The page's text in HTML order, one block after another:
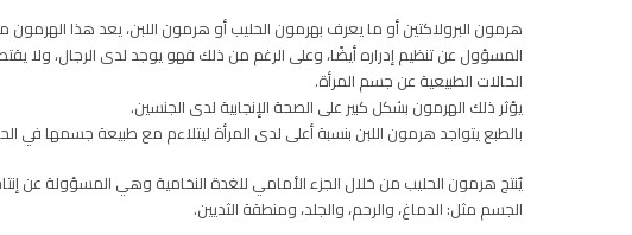
هرمون البرولاكتين أو ما يعرف بهرمون الحليب أو هرمون اللبن، يعد هذا الهرمون
المسؤول عن تنظيم إدراره أيضًا، وعلى الرغم من ذلك فهو يوجد لدى الرجال، ولا
الحالات الطبيعية عن جسم المرأة.
يؤثر ذلك الهرمون بشكل كبير على الصحة الإنجابية لدى الجنسين.
بالطبع يتواجد هرمون اللبن بنسبة أعلى لدى المرأة ليتلاءم مع طبيعة جسمها في
يٌنتج هرمون الحليب من خلال الجزء الأمامي للغدة النخامية وهي المسؤولة عن
الجسم مثل: الدماغ، والرحم، والجلد، ومنطقة الثديين.